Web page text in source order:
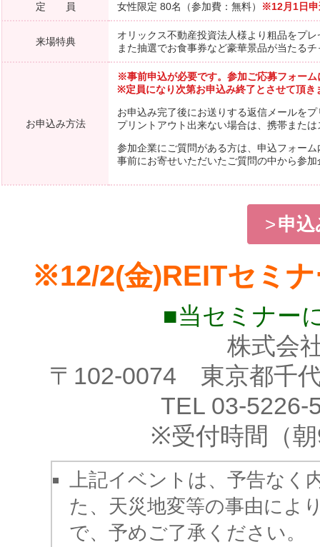
定 員 女性限定 80名（参加費：無料） ※12月1日
来場特典
オリックス不動産投資法人様より粗品をプ
また抽選でお食事券など豪華景品が当たる
お申込み方法
※事前申込が必要です。参加ご応募フォー
※定員になり次第お申込み終了とさせて頂き
お申込み完了後にお送りする返信メールを
プリントアウト出来ない場合は、携帯また
参加企業にご質問がある方は、申込フォー
事前にお寄せいただいたご質問の中から参
申
※12/2(金)REITセミ
■当セミナー
株式会
〒102-0074 東京都千
TEL 03-
※受付時間（
上記イベントは、予告な
た、天災地変等の事由によ
で、予めご了承ください。